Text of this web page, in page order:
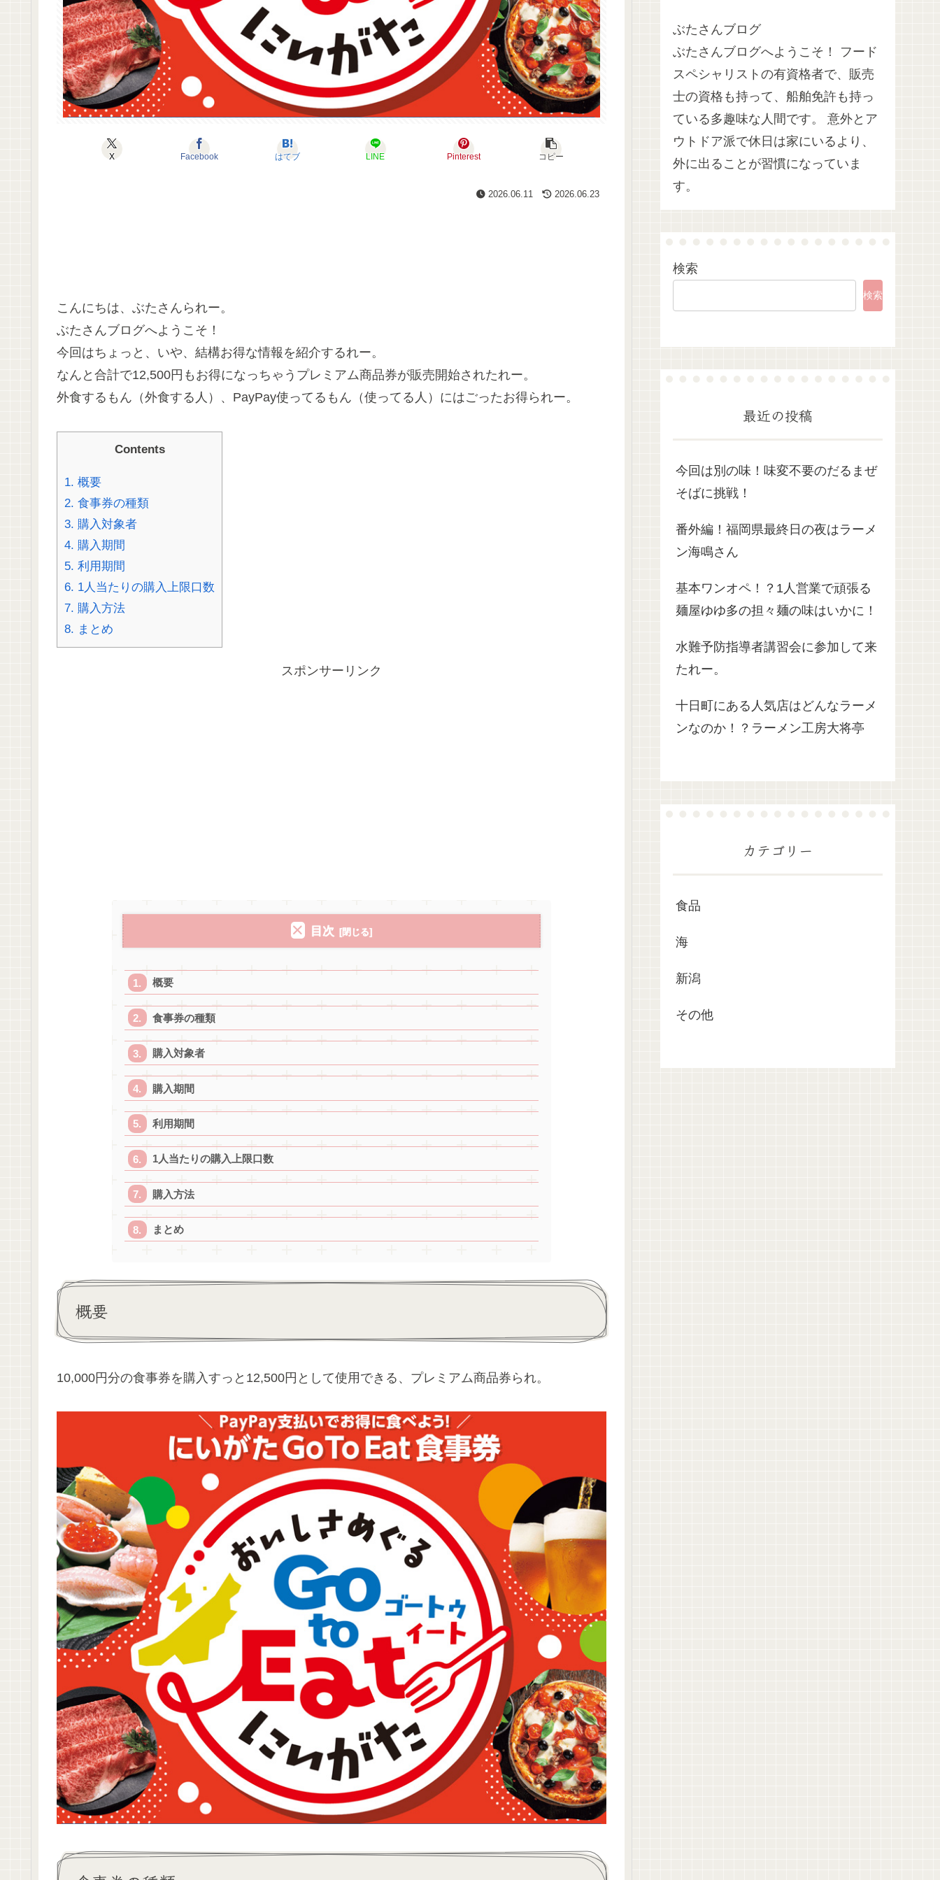
X Facebook はてブ LINE Pinterest コピー
2026.06.11 2026.06.23
こんにちは、ぶたさんられー。
ぶたさんブログへようこそ！
今回はちょっと、いや、結構お得な情報を紹介するれー。
なんと合計で12,500円もお得になっちゃうプレミアム商品券が販売開始されたれー。
外食するもん（外食する人）、PayPay使ってるもん（使ってる人）にはごったお得られー。
Contents
1. 概要
2. 食事券の種類
3. 購入対象者
4. 購入期間
5. 利用期間
6. 1人当たりの購入上限口数
7. 購入方法
8. まとめ
スポンサーリンク
目次
概要
食事券の種類
購入対象者
購入期間
利用期間
1人当たりの購入上限口数
購入方法
まとめ
概要
10,000円分の食事券を購入すっと12,500円として使用できる、プレミアム商品券られ。
ぶたさんブログ
ぶたさんブログへようこそ！ フード
スペシャリストの有資格者で、販売
士の資格も持って、船舶免許も持っ
ている多趣味な人間です。 意外とア
ウトドア派で休日は家にいるより、
外に出ることが習慣になっていま
す。
検索
検索
最近の投稿
今回は別の味！味変不要のだるまぜ
そばに挑戦！
番外編！福岡県最終日の夜はラーメ
ン海鳴さん
基本ワンオペ！？1人営業で頑張る
麺屋ゆゆ多の担々麺の味はいかに！
水難予防指導者講習会に参加して来
たれー。
十日町にある人気店はどんなラーメ
ンなのか！？ラーメン工房大将亭
カテゴリー
食品
海
新潟
その他